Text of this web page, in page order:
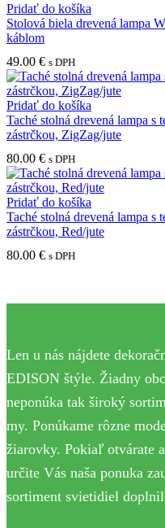
Pridať do košíka
Stolová biela drevená lampa
káblom
49.00 € s DPH
Pridať do košíka
Taché stolná drevená lampa
zástrčkou, ZigZag/jute
80.00 € s DPH
Pridať do košíka
Taché stolná drevená lampa
zástrčkou, Red/jute
80.00 € s DPH
Len u nás nájdete
EDISON štýle. Žiadny
neponúka tak široký
my. Ponúkame rôzne
žiarovky. Pokiaľ otvárate
určite Vás naša ponuka
sortiment svietidiel